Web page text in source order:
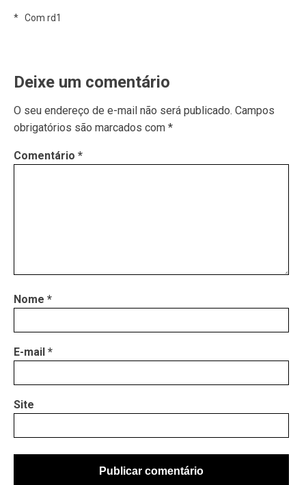
* Com rd1
Deixe um comentário
O seu endereço de e-mail não será publicado. Campos
obrigatórios são marcados com *
Comentário *
Nome *
E-mail *
Site